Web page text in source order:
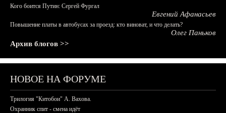
Кого боится Путин: Сергей Фургал
Евгений Афанасьев
Повышение платы в автобусах за проезд: кто виноват, и что делать?
Олег Паньков
Архив блогов >>
НОВОЕ НА ФОРУМЕ
Трилогия "Китобои" А. Вахова.
Охранник спит - смена идёт